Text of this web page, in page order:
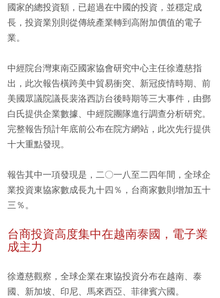
國家的總投資額，已超過在中國的投資，並穩定成
長，投資業別則從傳統產業轉到高附加價值的電子
業。
中經院台灣東南亞國家協會研究中心主任徐遵慈指
出，此次報告橫跨美中貿易衝突、新冠疫情時期、前
美國眾議院議長裴洛西訪台後時期等三大事件，由鄧
白氏提供企業數據、中經院團隊進行調查分析研究。
完整報告預計年底前公布在院方網站，此次先行提供
十大重點發現。
報告其中一項發現是，二〇一八至二四年間，全球企
業投資東協家數成長九十四％，台商家數則增加五十
三％。
台商投資高度集中在越南泰國，電子業
成主力
徐遵慈觀察，全球企業在東協投資分布在越南、泰
國、新加坡、印尼、馬來西亞、菲律賓六國。